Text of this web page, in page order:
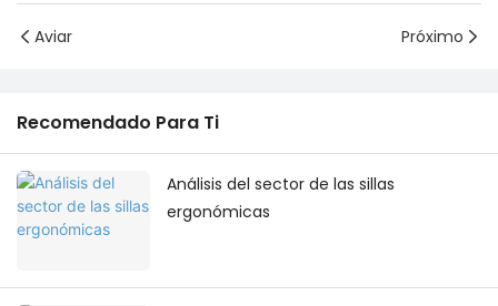
Aviar Próximo
Recomendado Para Ti
Análisis del sector de las sillas
ergonómicas